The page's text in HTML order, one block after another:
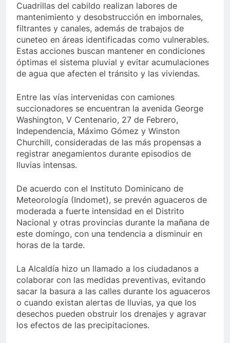
Cuadrillas del cabildo realizan labores de
mantenimiento y desobstrucción en imbornales,
filtrantes y canales, además de trabajos de
cuneteo en áreas identificadas como vulnerables.
Estas acciones buscan mantener en condiciones
óptimas el sistema pluvial y evitar acumulaciones
de agua que afecten el tránsito y las viviendas.
Entre las vías intervenidas con camiones
succionadores se encuentran la avenida George
Washington, V Centenario, 27 de Febrero,
Independencia, Máximo Gómez y Winston
Churchill, consideradas de las más propensas a
registrar anegamientos durante episodios de
lluvias intensas.
De acuerdo con el Instituto Dominicano de
Meteorología (Indomet), se prevén aguaceros de
moderada a fuerte intensidad en el Distrito
Nacional y otras provincias durante la mañana de
este domingo, con una tendencia a disminuir en
horas de la tarde.
La Alcaldía hizo un llamado a los ciudadanos a
colaborar con las medidas preventivas, evitando
sacar la basura a las calles durante los aguaceros
o cuando existan alertas de lluvias, ya que los
desechos pueden obstruir los drenajes y agravar
los efectos de las precipitaciones.